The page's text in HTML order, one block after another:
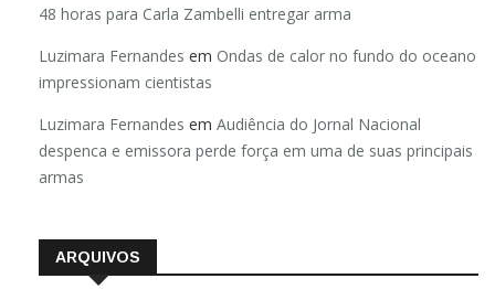
48 horas para Carla Zambelli entregar arma
Luzimara Fernandes em Ondas de calor no fundo do oceano
impressionam cientistas
Luzimara Fernandes em Audiência do Jornal Nacional
despenca e emissora perde força em uma de suas principais
armas
ARQUIVOS